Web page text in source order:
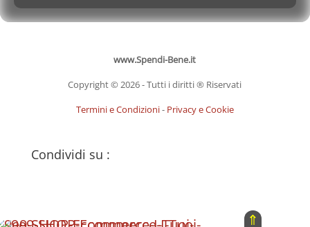
www.Spendi-Bene.it
Copyright © 2026 - Tutti i diritti ® Riservati
Termini e Condizioni- Privacy e Cookie
⇑
Condividi su :